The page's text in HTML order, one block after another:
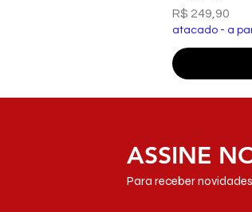
Preço
R$ 249,90
atacado - a
ASSINE
Para receber